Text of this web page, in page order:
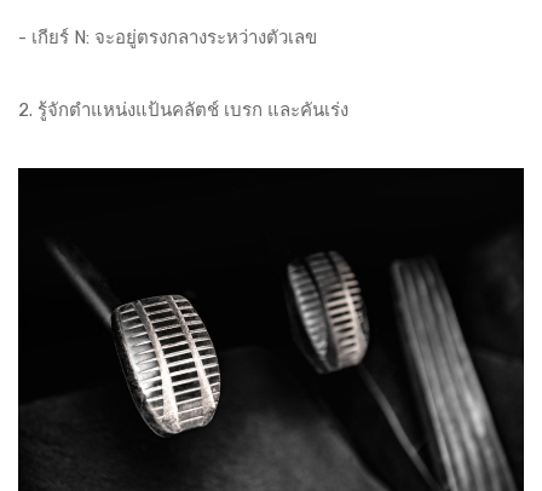
- เกียร์ N: จะอยู่ตรงกลางระหว่างตัวเลข
2. รู้จักตำแหน่งแป้นคลัตช์ เบรก และคันเร่ง